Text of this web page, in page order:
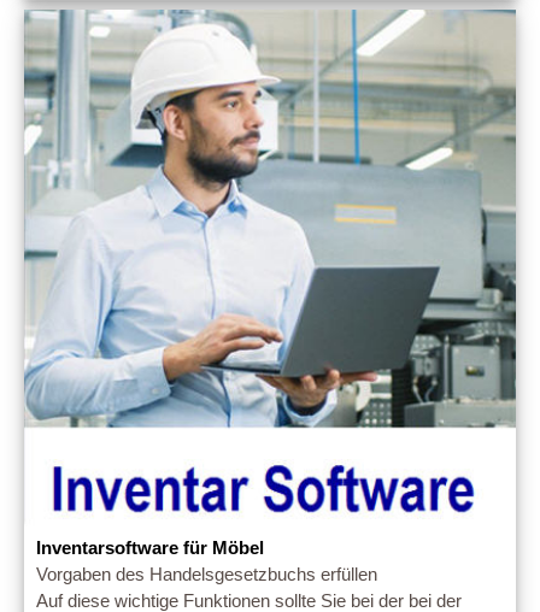
Inventarsoftware für Möbel
Vorgaben des Handelsgesetzbuchs erfüllen
Auf diese wichtige Funktionen sollte Sie bei der bei der